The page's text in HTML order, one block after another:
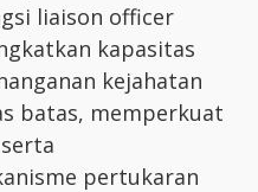
liaison officer
kapasitas
kejahatan
batas, memperkuat
pertukaran